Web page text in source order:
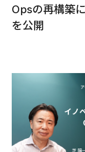
Opsの再構築
を公開